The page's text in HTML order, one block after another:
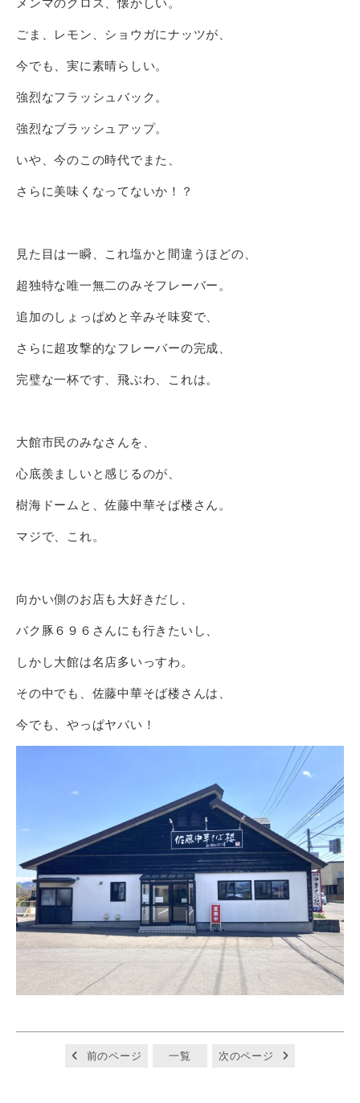
ごま、レモン、ショウガにナッツが、
今でも、実に素晴らしい。
強烈なフラッシュバック。
強烈なブラッシュアップ。
いや、今のこの時代でまた、
さらに美味くなってないか！？
見た目は一瞬、これ塩かと間違うほどの、
超独特な唯一無二のみそフレーバー。
追加のしょっぱめと辛みそ味変で、
さらに超攻撃的なフレーバーの完成、
完璧な一杯です、飛ぶわ、これは。
大館市民のみなさんを、
心底羨ましいと感じるのが、
樹海ドームと、佐藤中華そば楼さん。
マジで、これ。
向かい側のお店も大好きだし、
バク豚６９６さんにも行きたいし、
しかし大館は名店多いっすわ。
その中でも、佐藤中華そば楼さんは、
今でも、やっぱヤバい！
前のページ 一覧 次のページ